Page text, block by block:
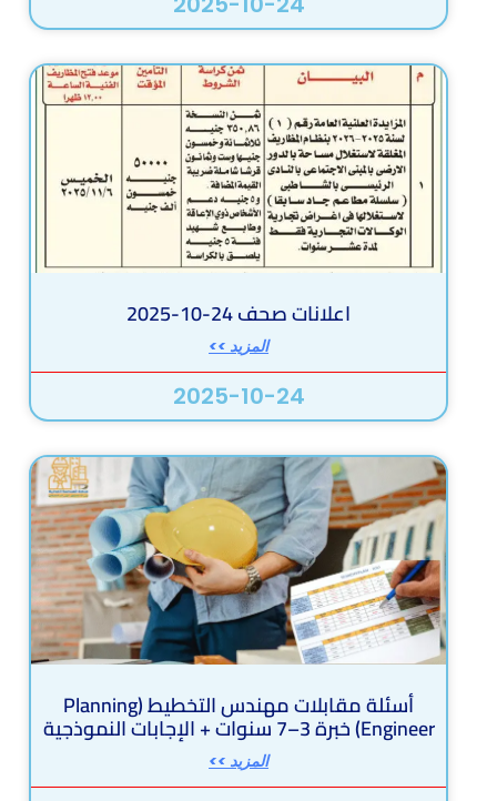
اعلانات صحف 24-10-2025
المزيد >>
2025-10-24
أسئلة مقابلات مهندس التخطيط (Planning
Engineer) خبرة 3–7 سنوات + الإجابات النموذجية
المزيد >>